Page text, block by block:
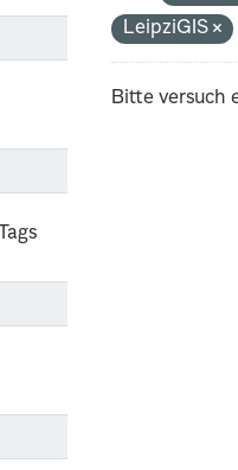
LeipziGIS
Bitte versuch